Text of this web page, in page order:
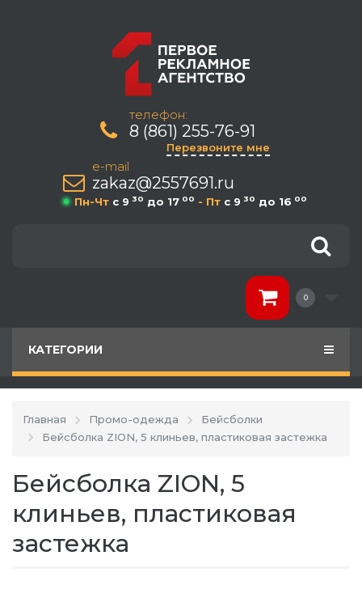
телефон:
8 (861) 255-76-91
Перезвоните мне
e-mail
zakaz@2557691.ru
Пн-Чт c 9 30 до 17 00 - Пт c 9 30 до 16 00
0
КАТЕГОРИИ
Главная Промо-одежда
Бейсболки
Бейсболка ZION, 5 клиньев, пластиковая застежка
Бейсболка ZION, 5
клиньев, пластиковая
застежка